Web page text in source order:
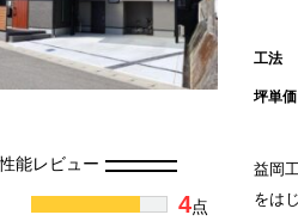
工法
坪単価
性能レビュー
4点
益岡
をは